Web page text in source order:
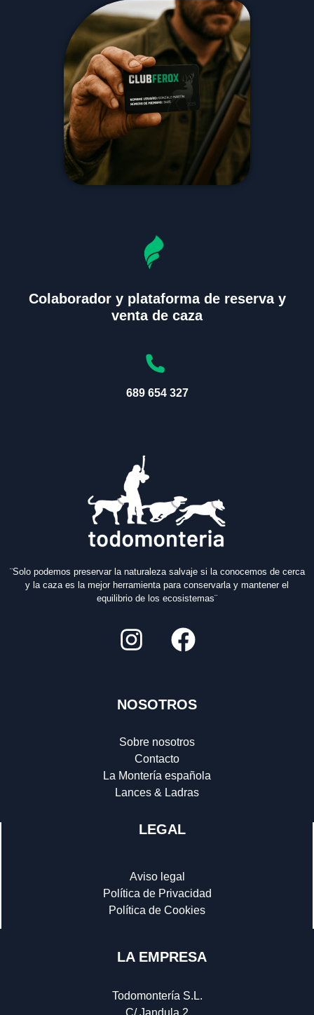
Colaborador y plataforma de reserva y
venta de caza
689 654 327
¨Solo podemos preservar la naturaleza salvaje si la conocemos de cerca
y la caza es la mejor herramienta para conservarla y mantener el
equilibrio de los ecosistemas¨
NOSOTROS
Sobre nosotros
Contacto
La Montería española
Lances & Ladras
LEGAL
Aviso legal
Política de Privacidad
Política de Cookies
LA EMPRESA
Todomontería S.L.